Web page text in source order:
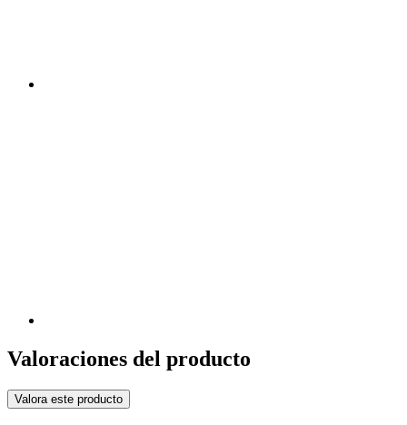
Valoraciones del producto
Valora este producto